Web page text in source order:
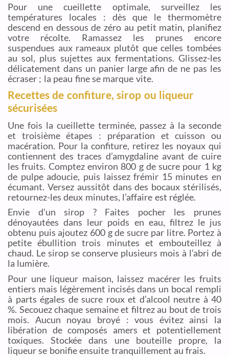
Pour une cueillette optimale, surveillez les
températures locales : dès que le thermomètre
descend en dessous de zéro au petit matin, planifiez
votre récolte. Ramassez les prunes encore
suspendues aux rameaux plutôt que celles tombées
au sol, plus sujettes aux fermentations. Glissez-les
délicatement dans un panier large afin de ne pas les
écraser ; la peau fine se marque vite.
Recettes de confiture, sirop ou liqueur
sécurisées
Une fois la cueillette terminée, passez à la seconde
et troisième étapes : préparation et cuisson ou
macération. Pour la confiture, retirez les noyaux qui
contiennent des traces d’amygdaline avant de cuire
les fruits. Comptez environ 800 g de sucre pour 1 kg
de pulpe adoucie, puis laissez frémir 15 minutes en
écumant. Versez aussitôt dans des bocaux stérilisés,
retournez-les deux minutes, l’affaire est réglée.
Envie d’un sirop ? Faites pocher les prunes
dénoyautées dans leur poids en eau, filtrez le jus
obtenu puis ajoutez 600 g de sucre par litre. Portez à
petite ébullition trois minutes et embouteillez à
chaud. Le sirop se conserve plusieurs mois à l’abri de
la lumière.
Pour une liqueur maison, laissez macérer les fruits
entiers mais légèrement incisés dans un bocal rempli
à parts égales de sucre roux et d’alcool neutre à 40
%. Secouez chaque semaine et filtrez au bout de trois
mois. Aucun noyau broyé : vous évitez ainsi la
libération de composés amers et potentiellement
toxiques. Stockée dans une bouteille propre, la
liqueur se bonifie ensuite tranquillement au frais.